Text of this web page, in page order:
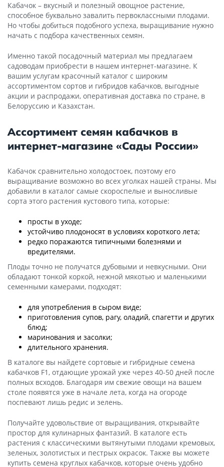
Кабачок – вкусный и полезный овощное растение,
способное буквально завалить первоклассными плодами.
Но чтобы добиться подобного успеха, выращивание нужно
начать с подбора качественных семян.
Именно такой посадочный материал мы предлагаем
садоводам приобрести в нашем интернет-магазине. К
вашим услугам красочный каталог с широким
ассортиментом сортов и гибридов кабачков, выгодные
акции и распродажи, оперативная доставка по стране, в
Белоруссию и Казахстан.
Ассортимент семян кабачков в
интернет-магазине «Сады России»
Кабачок сравнительно холодостоек, поэтому его
выращивание возможно во всех уголках нашей страны. Мы
добавили в каталог самые скороспелые и выносливые
сорта этого растения кустового типа, которые:
просты в уходе;
устойчиво плодоносят в условиях короткого лета;
редко поражаются типичными болезнями и
вредителями.
Плоды точно не получатся дубовыми и невкусными. Они
обладают тонкой коркой, нежной мякотью и маленькими
семенными камерами, подходят:
для употребления в сыром виде;
приготовления супов, рагу, оладий, спагетти и других
блюд;
маринования и засолки;
длительного хранения.
В каталоге вы найдете сортовые и гибридные семена
кабачков F1, отдающие урожай уже через 40-50 дней после
полных всходов. Благодаря им свежие овощи на вашем
столе появятся уже в начале лета, когда на огороде
поспевают лишь редис и зелень.
Получайте удовольствие от выращивания, открывайте
простор для кулинарных фантазий. В каталоге есть
растения с классическими вытянутыми плодами кремовых,
зеленых, золотистых и пестрых окрасок. Также вы можете
купить семена круглых кабачков, которые очень удобно